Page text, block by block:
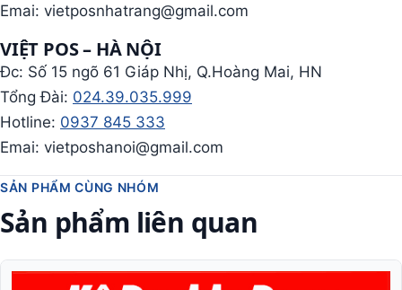
Emai: vietposnhatrang@gmail.com
VIỆT POS – HÀ NỘI
Đc: Số 15 ngõ 61 Giáp Nhị, Q.Hoàng Mai, HN
Tổng Đài: 024.39.035.999
Hotline: 0937 845 333
Emai: vietposhanoi@gmail.com
SẢN PHẨM CÙNG NHÓM
Sản phẩm liên quan